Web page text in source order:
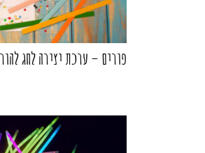
פורים – ערכת יצירה לחג